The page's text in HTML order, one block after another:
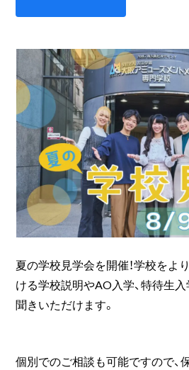
夏の学校見学会を開催！学校をよ
ける学校説明やAO入学、特待生
聞きいただけます。
個別でのご相談も可能ですので、